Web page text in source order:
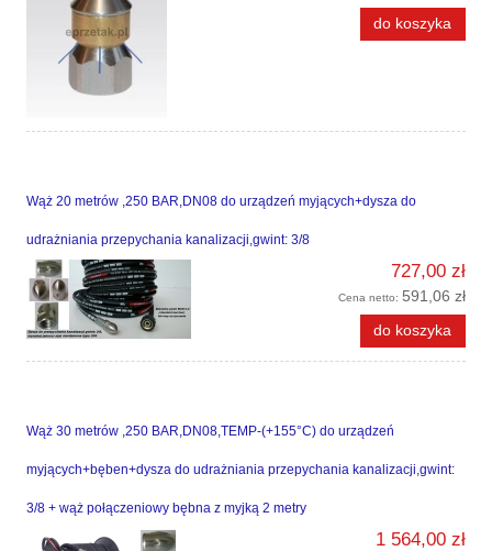
do koszyka
Wąż 20 metrów ,250 BAR,DN08 do urządzeń myjących+dysza do
udrażniania przepychania kanalizacji,gwint: 3/8
727,00 zł
Cena netto: 591,06 zł
do koszyka
Wąż 30 metrów ,250 BAR,DN08,TEMP-(+155°C) do urządzeń
myjących+bęben+dysza do udrażniania przepychania kanalizacji,gwint:
3/8 + wąż połączeniowy bębna z myjką 2 metry
1 564,00 zł